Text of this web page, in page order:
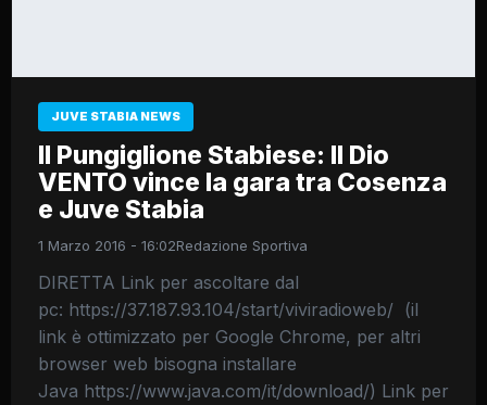
JUVE STABIA NEWS
Il Pungiglione Stabiese: Il Dio
VENTO vince la gara tra Cosenza
e Juve Stabia
1 Marzo 2016 - 16:02Redazione Sportiva
DIRETTA Link per ascoltare dal
pc: https://37.187.93.104/start/viviradioweb/ (il
link è ottimizzato per Google Chrome, per altri
browser web bisogna installare
Java https://www.java.com/it/download/) Link per